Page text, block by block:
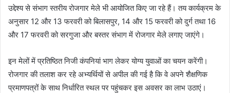
उद्देश्य से संभाग स्तरीय रोजगार मेले भी आयोजित किए जा रहे हैं। तय कार्यक्रम के
अनुसार 12 और 13 फरवरी को बिलासपुर, 14 और 15 फरवरी को दुर्ग तथा 16
और 17 फरवरी को सरगुजा और बस्तर संभाग में रोजगार मेले लगाए जाएंगे।
इन मेलों में प्रतिष्ठित निजी कंपनियां भाग लेकर योग्य युवाओं का चयन करेंगी।
रोजगार की तलाश कर रहे अभ्यर्थियों से अपील की गई है कि वे अपने शैक्षणिक
प्रमाणपत्रों के साथ निर्धारित स्थल पर पहुंचकर इस अवसर का लाभ उठाएं।